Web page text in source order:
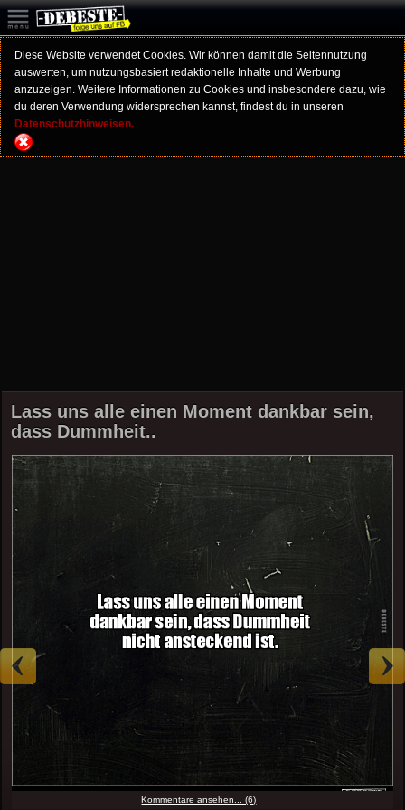
Diese Website verwendet Cookies. Wir können damit die Seitennutzung
auswerten, um nutzungsbasiert redaktionelle Inhalte und Werbung
anzuzeigen. Weitere Informationen zu Cookies und insbesondere dazu, wie
du deren Verwendung widersprechen kannst, findest du in unseren
Datenschutzhinweisen.
Lass uns alle einen Moment dankbar sein,
dass Dummheit..
Kommentare ansehen... (6)